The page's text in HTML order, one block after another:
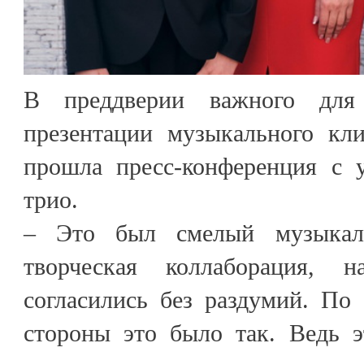
В преддверии важного
презентации музыкального
прошла пресс-конференция с
трио.
– Это был смелый
творческая
согласились без раздумий.
стороны это было так. Ведь